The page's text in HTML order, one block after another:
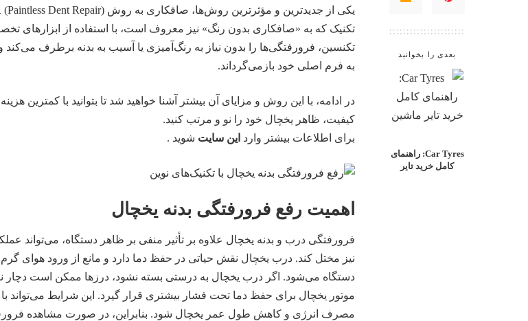
بعدی را بخوانید
Car Tyres: راهنمای
کامل خرید تایر
تکنیک که به «صافکاری بدون رنگ» نیز معروف است، با استفاده از ابزارهای
تکنسین، فرورفتگی‌ها را بدون نیاز به رنگ‌آمیزی یا آسیب به بدنه برطرف می‌کند و
به فرم اصلی خود بازمی‌گرداند.
در ادامه، با این روش و مزایای آن بیشتر آشنا خواهید شد تا بتوانید با کمترین
کیفیت، ظاهر یخچال خود را نو و مرتب کنید.
برای اطلاعات بیشتر وارد این سایت شوید .
اهمیت رفع فرورفتگی بدنه یخچال
فرورفتگی درب و بدنه یخچال علاوه بر تأثیر منفی بر ظاهر دستگاه، می‌تواند
نیز مختل کند. درب یخچال نقش حیاتی در حفظ دما دارد و مانع از ورود هوای
دستگاه می‌شود. اگر درب یخچال به درستی بسته نشود، درزها ممکن است دچار
موتور یخچال برای حفظ دما تحت فشار بیشتری قرار گیرد. این شرایط می‌تواند
مصرف انرژی و کاهش طول عمر یخچال شود. بنابراین، در صورت مشاهده